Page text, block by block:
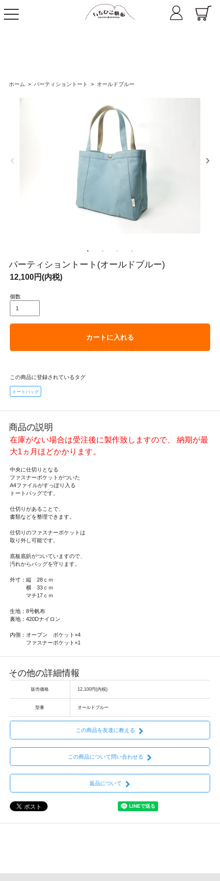
navigation
ホーム > パーティショントート > オールドブルー
パーティショントート(オールドブルー)
12,100円(内税)
個数
カートに入れる
この商品に登録されているタグ
トートバッグ
商品の説明
在庫がない場合は受注後に製作致しますので、 納期が最
大1ヵ月ほどかかります。
中央に仕切りとなる
ファスナーポケットがついた
A4ファイルがすっぽり入る
トートバッグです。
仕切りがあることで、
書類などを整理できます。
仕切りのファスナーポケットは
取り外し可能です。
底板底鋲がついていますので、
汚れからバッグを守ります。
外寸：縦 28ｃｍ
横 33ｃｍ
マチ17ｃｍ
生地：8号帆布
裏地：420Dナイロン
内側：オープン ポケット×4
ファスナーポケット×1
その他の詳細情報
販売価格 12,100円(内税)
型番 オールドブルー
この商品を友達に教える
この商品について問い合わせる
返品について